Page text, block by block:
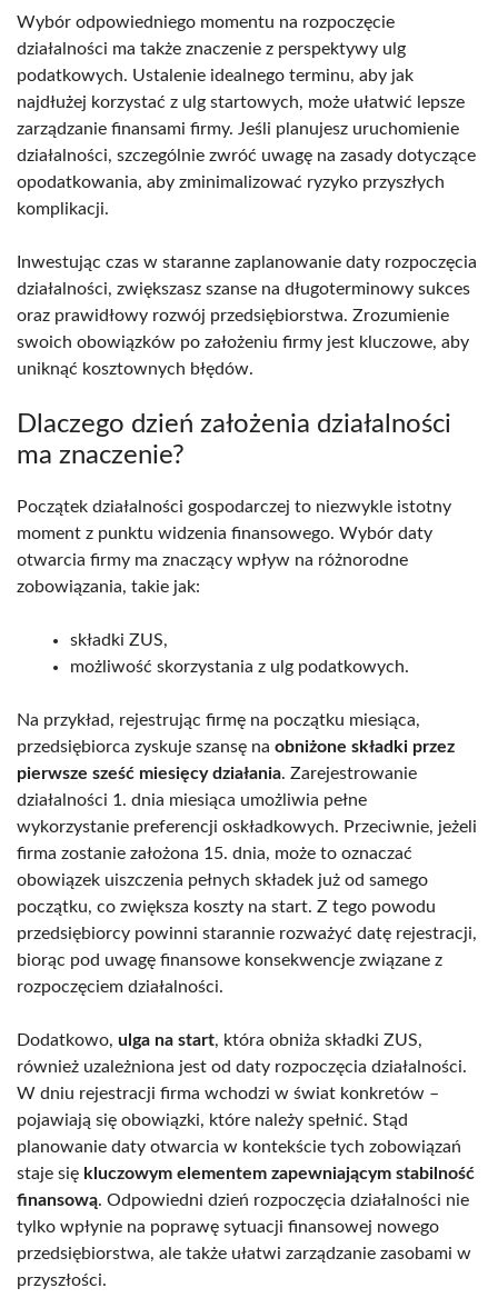
Wybór odpowiedniego momentu na rozpoczęcie
działalności ma także znaczenie z perspektywy ulg
podatkowych. Ustalenie idealnego terminu, aby jak
najdłużej korzystać z ulg startowych, może ułatwić lepsze
zarządzanie finansami firmy. Jeśli planujesz uruchomienie
działalności, szczególnie zwróć uwagę na zasady dotyczące
opodatkowania, aby zminimalizować ryzyko przyszłych
komplikacji.
Inwestując czas w staranne zaplanowanie daty rozpoczęcia
działalności, zwiększasz szanse na długoterminowy sukces
oraz prawidłowy rozwój przedsiębiorstwa. Zrozumienie
swoich obowiązków po założeniu firmy jest kluczowe, aby
uniknąć kosztownych błędów.
Dlaczego dzień założenia działalności
ma znaczenie?
Początek działalności gospodarczej to niezwykle istotny
moment z punktu widzenia finansowego. Wybór daty
otwarcia firmy ma znaczący wpływ na różnorodne
zobowiązania, takie jak:
składki ZUS,
możliwość skorzystania z ulg podatkowych.
Na przykład, rejestrując firmę na początku miesiąca,
przedsiębiorca zyskuje szansę na obniżone składki przez
pierwsze sześć miesięcy działania. Zarejestrowanie
działalności 1. dnia miesiąca umożliwia pełne
wykorzystanie preferencji oskładkowych. Przeciwnie, jeżeli
firma zostanie założona 15. dnia, może to oznaczać
obowiązek uiszczenia pełnych składek już od samego
początku, co zwiększa koszty na start. Z tego powodu
przedsiębiorcy powinni starannie rozważyć datę rejestracji,
biorąc pod uwagę finansowe konsekwencje związane z
rozpoczęciem działalności.
Dodatkowo, ulga na start, która obniża składki ZUS,
również uzależniona jest od daty rozpoczęcia działalności.
W dniu rejestracji firma wchodzi w świat konkretów –
pojawiają się obowiązki, które należy spełnić. Stąd
planowanie daty otwarcia w kontekście tych zobowiązań
staje się kluczowym elementem zapewniającym stabilność
finansową. Odpowiedni dzień rozpoczęcia działalności nie
tylko wpłynie na poprawę sytuacji finansowej nowego
przedsiębiorstwa, ale także ułatwi zarządzanie zasobami w
przyszłości.